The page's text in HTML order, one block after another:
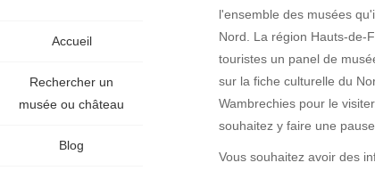
Accueil
Rechercher un
musée ou château
Blog
l'ensemble des musées
Nord. La région Hauts-de-
touristes un panel de
sur la fiche culturelle du
Wambrechies pour le
souhaitez y faire une
Vous souhaitez avoir des